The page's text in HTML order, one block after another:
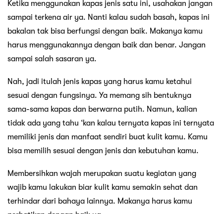
Ketika menggunakan kapas jenis satu ini, usahakan jangan
sampai terkena air ya. Nanti kalau sudah basah, kapas ini
bakalan tak bisa berfungsi dengan baik. Makanya kamu
harus menggunakannya dengan baik dan benar. Jangan
sampai salah sasaran ya.
Nah, jadi itulah jenis kapas yang harus kamu ketahui
sesuai dengan fungsinya. Ya memang sih bentuknya
sama-sama kapas dan berwarna putih. Namun, kalian
tidak ada yang tahu ‘kan kalau ternyata kapas ini ternyata
memiliki jenis dan manfaat sendiri buat kulit kamu. Kamu
bisa memilih sesuai dengan jenis dan kebutuhan kamu.
Membersihkan wajah merupakan suatu kegiatan yang
wajib kamu lakukan biar kulit kamu semakin sehat dan
terhindar dari bahaya lainnya. Makanya harus kamu